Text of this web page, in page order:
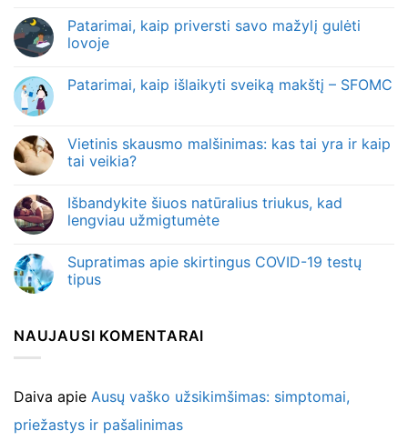
Patarimai, kaip priversti savo mažylį gulėti
lovoje
Patarimai, kaip išlaikyti sveiką makštį – SFOMC
Vietinis skausmo malšinimas: kas tai yra ir kaip
tai veikia?
Išbandykite šiuos natūralius triukus, kad
lengviau užmigtumėte
Supratimas apie skirtingus COVID-19 testų
tipus
NAUJAUSI KOMENTARAI
Daiva apie Ausų vaško užsikimšimas: simptomai,
priežastys ir pašalinimas